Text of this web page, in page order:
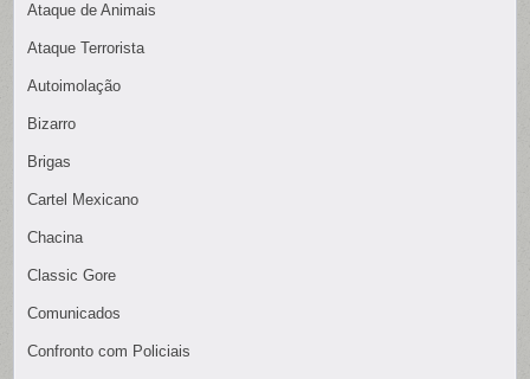
Ataque de Animais
Ataque Terrorista
Autoimolação
Bizarro
Brigas
Cartel Mexicano
Chacina
Classic Gore
Comunicados
Confronto com Policiais